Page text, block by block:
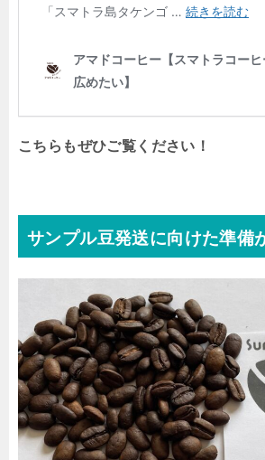
こちらもぜひご覧ください！
サンプル豆発送に向けた準備